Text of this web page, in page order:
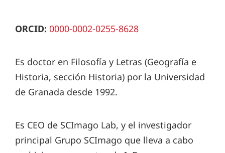
ORCID: 0000-0002-0255-8628
Es doctor en Filosofía y Letras (Geografía e
Historia, sección Historia) por la Universidad
de Granada desde 1992.
Es CEO de SCImago Lab, y el investigador
principal Grupo SCImago que lleva a cabo